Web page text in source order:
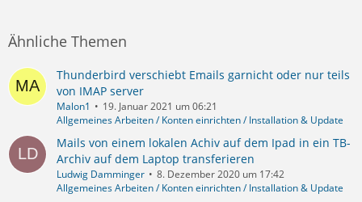
Ähnliche Themen
Thunderbird verschiebt Emails garnicht oder nur teils
von IMAP server
Malon1
19. Januar 2021 um 06:21
Allgemeines Arbeiten / Konten einrichten / Installation & Update
Mails von einem lokalen Achiv auf dem Ipad in ein TB-
Archiv auf dem Laptop transferieren
Ludwig Damminger
8. Dezember 2020 um 17:42
Allgemeines Arbeiten / Konten einrichten / Installation & Update